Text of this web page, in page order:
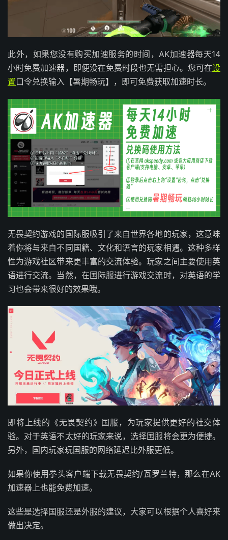
此外，如果您没有购买加速服务的时间，AK加速器每天14
小时免费加速器，即便没在免费时段也无需担心。您可在设
置口令兑换输入【暑期畅玩】，即可免费获取加速时长。
无畏契约游戏的国际服吸引了来自世界各地的玩家，这意味
着你将与来自不同国籍、文化和语言的玩家相遇。这种多样
性为游戏社区带来更丰富的交流体验。玩家之间主要使用英
语进行交流。当然，在国际服进行游戏交流时，对英语的学
习也会带来很好的效果哦。
即将上线的《无畏契约》国服，为玩家提供更好的社交体
验。对于英语不太好的玩家来说，选择国服将会更为便捷。
另外，国内玩家玩国服的网络延迟比外服更低。
如果你使用拳头客户端下载无畏契约/瓦罗兰特，那么在AK
加速器上也能免费加速。
这些是选择国服还是外服的建议，大家可以根据个人喜好来
做出决定。